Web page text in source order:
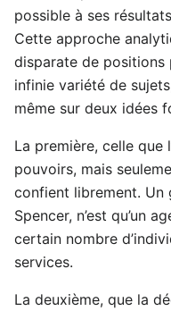
possible à ses
Cette approche
disparate de positions
infinie variété de
même sur deux idées
La première, celle que
pouvoirs, mais
confient librement. Un
Spencer, n’est qu’un
certain nombre
services.
La deuxième, que la